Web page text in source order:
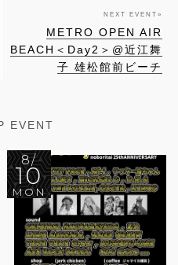
NEXT EVENT »
METRO OPEN AIR
BEACH＜Day2＞@近江舞
子 雄松館前ビーチ
EVENT
8/
10
MON